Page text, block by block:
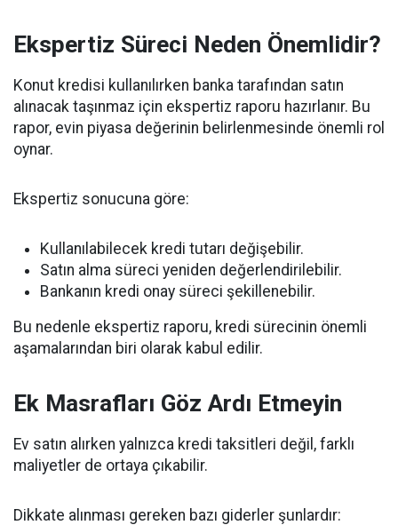
Ekspertiz Süreci Neden Önemlidir?
Konut kredisi kullanılırken banka tarafından satın
alınacak taşınmaz için ekspertiz raporu hazırlanır. Bu
rapor, evin piyasa değerinin belirlenmesinde önemli rol
oynar.
Ekspertiz sonucuna göre:
Kullanılabilecek kredi tutarı değişebilir.
Satın alma süreci yeniden değerlendirilebilir.
Bankanın kredi onay süreci şekillenebilir.
Bu nedenle ekspertiz raporu, kredi sürecinin önemli
aşamalarından biri olarak kabul edilir.
Ek Masrafları Göz Ardı Etmeyin
Ev satın alırken yalnızca kredi taksitleri değil, farklı
maliyetler de ortaya çıkabilir.
Dikkate alınması gereken bazı giderler şunlardır: